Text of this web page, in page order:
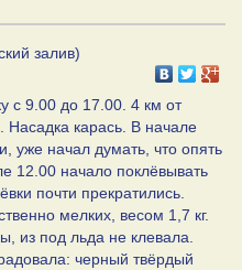
залив)
с 9.00 до 17.00. 4 км от
Насадка карась. В начале
уже начал думать, что опять
12.00 начало поклёвывать
почти прекратились.
мелких, весом 1,7 кг.
из под льда не клевала.
черный твёрдый